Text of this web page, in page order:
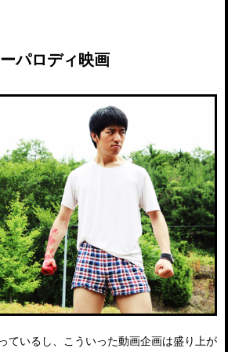
パロディ映画
ているし、こういった動画企画は盛り上が